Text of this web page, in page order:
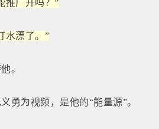
推广开吗？”
水漂了。”
。
勇为视频，是他的“能量源”。